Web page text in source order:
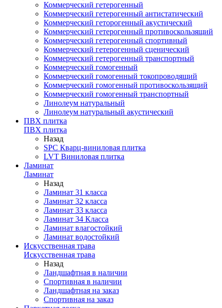
Коммерческий гетерогенный
Коммерческий гетерогенный антистатический
Коммерческий геторогенный акустический
Коммерческий гетерогенный противоскользящий
Коммерческий гетерогенный спортивный
Коммерческий гетерогенный сценический
Коммерческий гетерогенный транспортный
Коммерческий гомогенный
Коммерческий гомогенный токопроводящий
Коммерческий гомогенный противоскользящий
Коммерческий гомогенный транспортный
Линолеум натуральный
Линолеум натуральный акустический
ПВХ плитка
ПВХ плитка
Назад
SPC Кварц-виниловая плитка
LVT Виниловая плитка
Ламинат
Ламинат
Назад
Ламинат 31 класса
Ламинат 32 класса
Ламинат 33 класса
Ламинат 34 Класса
Ламинат влагостойкий
Ламинат водостойкий
Искусственная трава
Искусственная трава
Назад
Ландшафтная в наличии
Спортивная в наличии
Ландшафтная на заказ
Спортивная на заказ